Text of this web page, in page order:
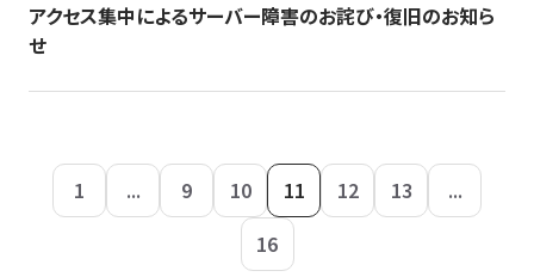
アクセス集中によるサーバー障害のお詫び・復旧のお知ら
せ
1 ... 9 10 11 12 13
...
16